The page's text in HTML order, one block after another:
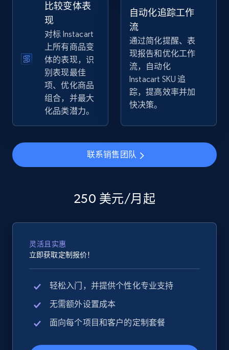
eBay - Gather data on products using
specified keywords
URL, Product id, Title, Seller name, Seller rating,
Seller reviews, Breadcrumbs, Root category, and
more.
2.5K+ 359+ 立即开始
eBay - Collect products from shops on eBay
URL, Product id, Title, Seller name, Seller rating,
eBay - Collect records by category
Seller reviews, Breadcrumbs, Root category, and
2.5K+ 359+ 立即开始
比较变体表
现
对标 Instacart
上所有商品变
体的表现，识
别表现最佳
项、优化商品
组合，并最大
化品类潜力。
自动化追踪工作
流
通过简化提醒、表
现报告和优化工作
流，自动化
Instacart SKU 追
踪，提高效率并加
快决策。
联系销售团队
250 美元/月起
灵活且实惠
立即获取定制报价！
轻松入门，并提供个性化专业支持
无需额外设置成本
面向每个项目和客户的定制套餐